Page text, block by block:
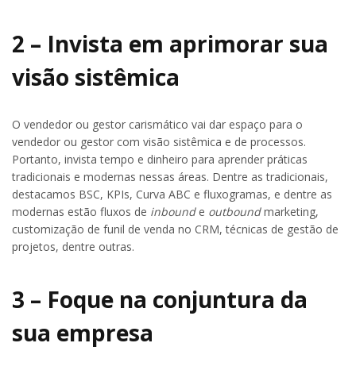
2 – Invista em aprimorar sua
visão sistêmica
O vendedor ou gestor carismático vai dar espaço para o
vendedor ou gestor com visão sistêmica e de processos.
Portanto, invista tempo e dinheiro para aprender práticas
tradicionais e modernas nessas áreas. Dentre as tradicionais,
destacamos BSC, KPIs, Curva ABC e fluxogramas, e dentre as
modernas estão fluxos de inbounde outboundmarketing,
customização de funil de venda no CRM, técnicas de gestão de
projetos, dentre outras.
3 – Foque na conjuntura da
sua empresa